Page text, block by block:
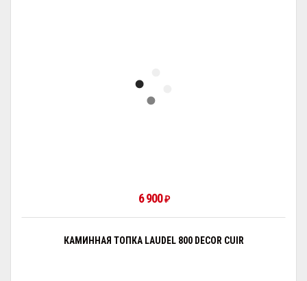
6 900₽
КАМИННАЯ ТОПКА LAUDEL 800 DECOR CUIR